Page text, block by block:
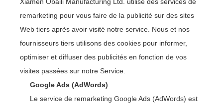
remarketing pour vous faire de la publicité sur des sites
Web tiers après avoir visité notre service. Nous et nos
fournisseurs tiers utilisons des cookies pour informer,
optimiser et diffuser des publicités en fonction de vos
visites passées sur notre Service.
Google Ads (AdWords)
Le service de remarketing Google Ads (AdWords) est